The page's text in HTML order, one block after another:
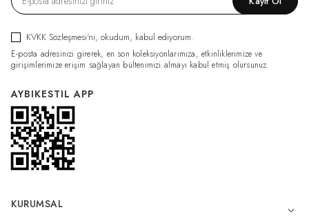
KVKK Sözleşmesi'ni, okudum, kabul ediyorum.
E-posta adresinizi girerek, en son koleksiyonlarımıza, etkinliklerimize ve
girişimlerimize erişim sağlayan bültenimizi almayı kabul etmiş olursunuz.
AYBIKESTIL APP
KURUMSAL